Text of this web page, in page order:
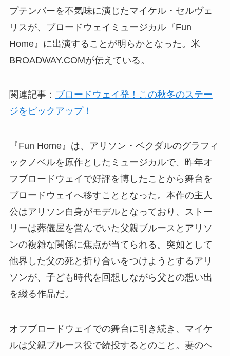
プテンバーを不気味に演じたマイケル・セルヴェ
リスが、ブロードウェイミュージカル『Fun
Home』に出演することが明らかとなった。米
BROADWAY.COMが伝えている。
関連記事： ブロードウェイ発！この秋冬のステー
ジをピックアップ！
『Fun Home』は、アリソン・ベクダルのグラフィ
ックノベルを原作としたミュージカルで、昨年オ
フブロードウェイで好評を博したことから舞台を
ブロードウェイへ移すこととなった。本作の主人
公はアリソン自身がモデルとなっており、ストー
リーは葬儀屋を営んでいた父親ブルースとアリソ
ンの複雑な関係に焦点が当てられる。突如として
他界した父の死と折り合いをつけようとするアリ
ソンが、子ども時代を回想しながら父との想い出
を綴る作品だ。
オフブロードウェイでの舞台に引き続き、マイケ
ルは父親ブルース役で続投するとのこと。妻のヘ